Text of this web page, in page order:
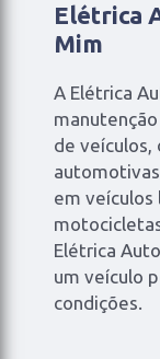
Elétrica
Mim
A Elétrica
de veículos,
em veículos
Elétrica
um veículo
condições.